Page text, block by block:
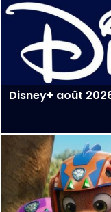
Disney+ août